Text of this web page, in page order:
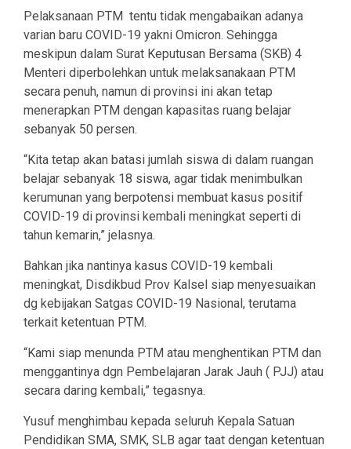
Pelaksanaan PTM tentu tidak mengabaikan adanya
varian baru COVID-19 yakni Omicron. Sehingga
meskipun dalam Surat Keputusan Bersama (SKB) 4
Menteri diperbolehkan untuk melaksanakaan PTM
secara penuh, namun di provinsi ini akan tetap
menerapkan PTM dengan kapasitas ruang belajar
sebanyak 50 persen.
“Kita tetap akan batasi jumlah siswa di dalam ruangan
belajar sebanyak 18 siswa, agar tidak menimbulkan
kerumunan yang berpotensi membuat kasus positif
COVID-19 di provinsi kembali meningkat seperti di
tahun kemarin,” jelasnya.
Bahkan jika nantinya kasus COVID-19 kembali
meningkat, Disdikbud Prov Kalsel siap menyesuaikan
dg kebijakan Satgas COVID-19 Nasional, terutama
terkait ketentuan PTM.
“Kami siap menunda PTM atau menghentikan PTM dan
menggantinya dgn Pembelajaran Jarak Jauh ( PJJ) atau
secara daring kembali,” tegasnya.
Yusuf menghimbau kepada seluruh Kepala Satuan
Pendidikan SMA, SMK, SLB agar taat dengan ketentuan